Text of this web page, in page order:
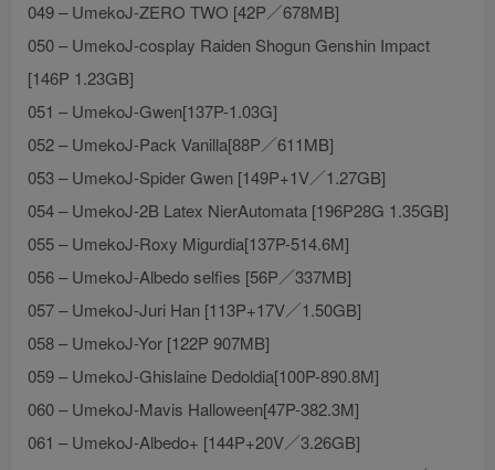
049 – UmekoJ-ZERO TWO [42P／678MB]
050 – UmekoJ-cosplay Raiden Shogun Genshin Impact
[146P 1.23GB]
051 – UmekoJ-Gwen[137P-1.03G]
052 – UmekoJ-Pack Vanilla[88P／611MB]
053 – UmekoJ-Spider Gwen [149P+1V／1.27GB]
054 – UmekoJ-2B Latex NierAutomata [196P28G 1.35GB]
055 – UmekoJ-Roxy Migurdia[137P-514.6M]
056 – UmekoJ-Albedo selfies [56P／337MB]
057 – UmekoJ-Juri Han [113P+17V／1.50GB]
058 – UmekoJ-Yor [122P 907MB]
059 – UmekoJ-Ghislaine Dedoldia[100P-890.8M]
060 – UmekoJ-Mavis Halloween[47P-382.3M]
061 – UmekoJ-Albedo+ [144P+20V／3.26GB]